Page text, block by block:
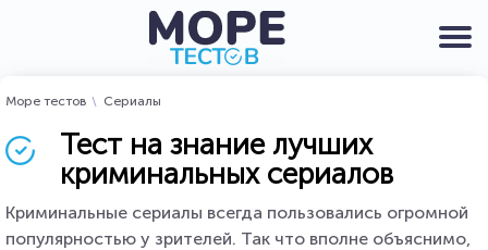
Море тестов Сериалы
Тест на знание лучших
криминальных сериалов
Криминальные сериалы всегда пользовались огромной
популярностью у зрителей. Так что вполне объяснимо,